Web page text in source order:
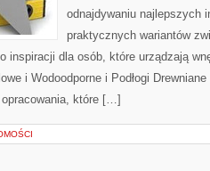
odnajdywaniu najlepszych
praktycznych wariantów
inspiracji dla osób, które urządzają
i Wodoodporne i Podłogi
które […]